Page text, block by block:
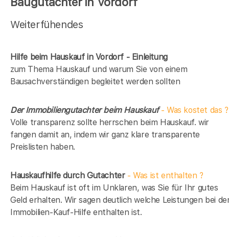
Weiterfühendes
Hilfe beim Hauskauf in Vordorf - Einleitung
zum Thema Hauskauf und warum Sie von einem
Bausachverständigen begleitet werden sollten
Der Immobiliengutachter beim Hauskauf- Was kostet das ?
Volle transparenz sollte herrschen beim Hauskauf. wir
fangen damit an, indem wir ganz klare transparente
Preislisten haben.
Hauskaufhilfe durch Gutachter- Was ist enthalten ?
Beim Hauskauf ist oft im Unklaren, was Sie für Ihr gutes
Geld erhalten. Wir sagen deutlich welche Leistungen bei
Immobilien-Kauf-Hilfe enthalten ist.